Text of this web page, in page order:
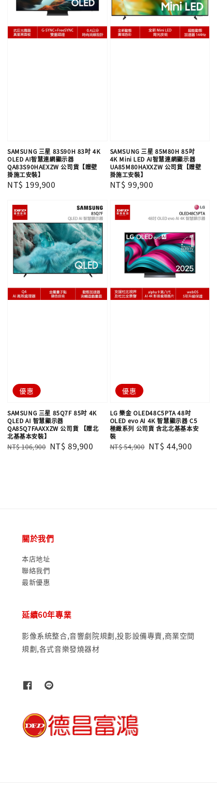
SAMSUNG 三星 83S90H 83吋 4K
OLED AI智慧連網顯示器
QA83S90HAEXZW 公司貨【贈壁
掛施工安裝】
Regular
NT$ 199,900
SAMSUNG 三星 85M80H 85吋
4K Mini LED AI智慧連網顯示器
UA85M80HAXXZW 公司貨【贈壁
掛施工安裝】
Regular
NT$ 99,900
優惠
SAMSUNG 三星 85Q7F 85吋 4K
QLED AI 智慧顯示器
QA85Q7FAAXXZW 公司貨 【贈北
北基基本安裝】
Regular
NT$ 106,900 Sale
NT$ 89,900
優惠
LG 樂金 OLED48C5PTA 48吋
OLED evo AI 4K 智慧顯示器 C5
極緻系列 公司貨 含北北基基本安
裝
Regular
NT$ 54,900 Sale
NT$ 44,900
關於我們
本店地址
聯絡我們
最新優惠
延續60年專業
影像系統整合,音響劇院規劃,投影設備專賣,商業空間
規劃,各式音樂發燒器材